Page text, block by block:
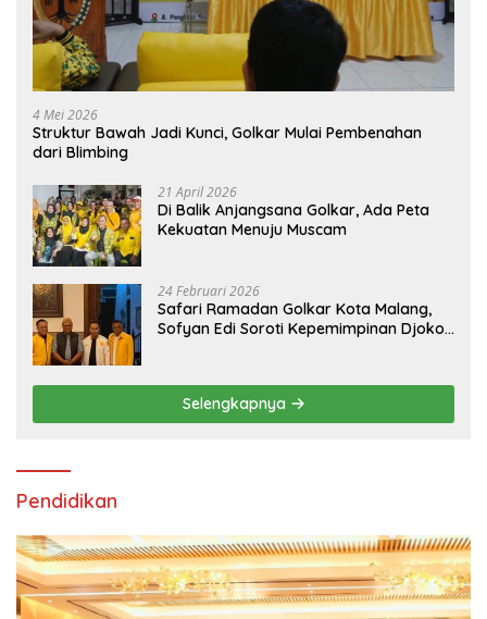
4 Mei 2026
Struktur Bawah Jadi Kunci, Golkar Mulai Pembenahan
dari Blimbing
21 April 2026
Di Balik Anjangsana Golkar, Ada Peta
Kekuatan Menuju Muscam
24 Februari 2026
Safari Ramadan Golkar Kota Malang,
Sofyan Edi Soroti Kepemimpinan Djoko
Selengkapnya
Pendidikan